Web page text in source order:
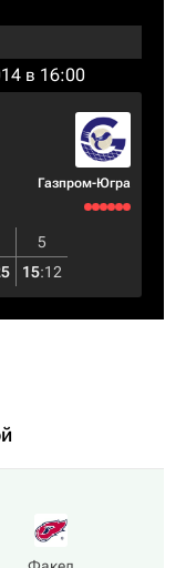
в 16:00
Газпром-Югра
5
15:12